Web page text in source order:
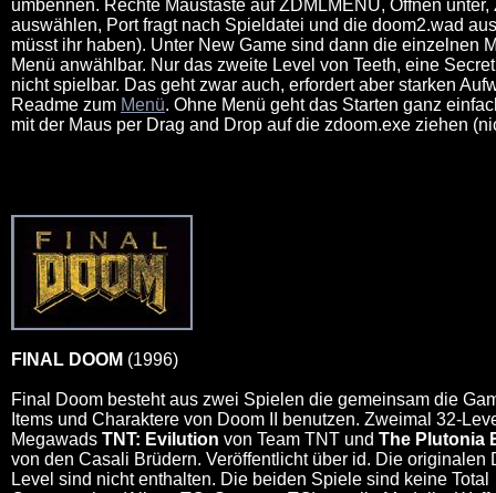
umbennen. Rechte Maustaste auf ZDMLMENU, Öffnen unter,
auswählen, Port fragt nach Spieldatei und die doom2.wad
müsst ihr haben). Unter New Game sind dann die einzelnen
Menü anwählbar. Nur das zweite Level von Teeth, eine
nicht spielbar. Das geht zwar auch, erfordert aber starken
Readme zum Menü. Ohne Menü geht das Starten ganz
mit der Maus per Drag and Drop auf die zdoom.exe ziehen
FINAL DOOM (1996)
Final Doom besteht aus zwei Spielen die gemeinsam die
Items und Charaktere von Doom II benutzen. Zweimal 32-
Megawads TNT: Evilution von Team TNT und The Plutonia
von den Casali Brüdern. Veröffentlicht über id. Die originalen
Level sind nicht enthalten. Die beiden Spiele sind keine Total